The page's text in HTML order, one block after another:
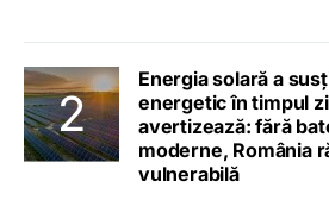
Energia solară a
energetic în timpul
avertizează: fără
moderne, România
vulnerabilă